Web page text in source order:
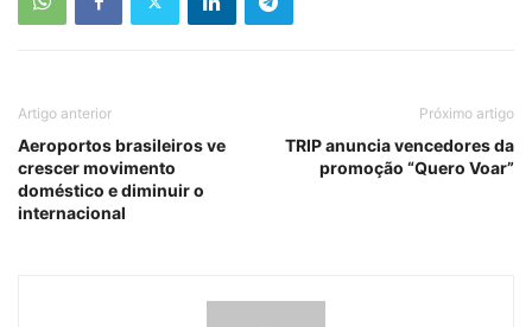
Artigo anterior
Aeroportos brasileiros ve
crescer movimento
doméstico e diminuir o
internacional
Próximo artigo
TRIP anuncia vencedores da
promoção “Quero Voar”